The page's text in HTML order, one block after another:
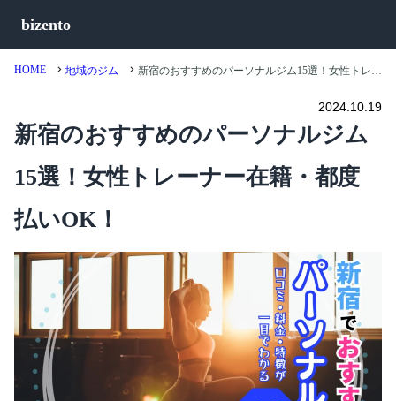
bizento
HOME 地域のジム 新宿のおすすめのパーソナルジム15選！女性トレーナー在籍・都度払いOK！
2024.10.19
新宿のおすすめのパーソナルジム
15選！女性トレーナー在籍・都度
払いOK！